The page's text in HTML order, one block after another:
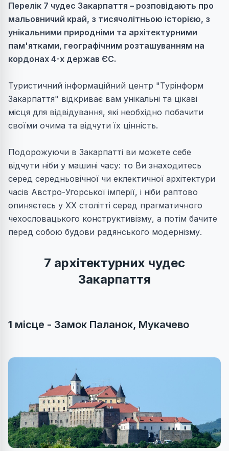
Перелік 7 чудес Закарпаття – розповідають про
мальовничий край, з тисячолітньою історією, з
унікальними природніми та архітектурними
пам'ятками, географічним розташуванням на
кордонах 4-х держав ЄС.
Туристичний інформаційний центр "Турінформ
Закарпаття" відкриває вам унікальні та цікаві
місця для відвідування, які необхідно побачити
своїми очима та відчути їх цінність.
Подорожуючи в Закарпатті ви можете себе
відчути ніби у машині часу: то Ви знаходитесь
серед середньовічної чи еклектичної архітектури
часів Австро-Угорської імперії, і ніби раптово
опиняєтесь у XX столітті серед прагматичного
чехословацького конструктивізму, а потім бачите
перед собою будови радянського модернізму.
7 архітектурних чудес
Закарпаття
1 місце - Замок Паланок, Мукачево